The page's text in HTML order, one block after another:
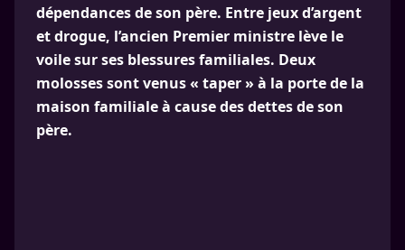
dépendances de son père. Entre jeux d’argent
et drogue, l’ancien Premier ministre lève le
voile sur ses blessures familiales. Deux
molosses sont venus « taper » à la porte de la
maison familiale à cause des dettes de son
père.